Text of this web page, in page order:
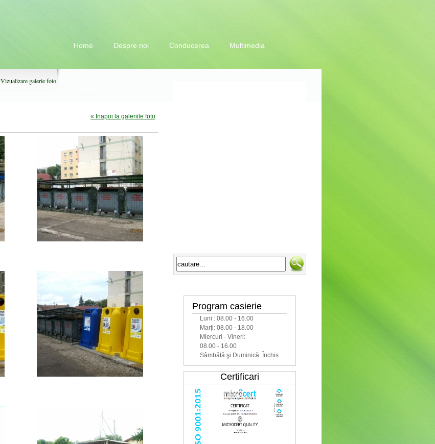
Home Despre noi Conducerea Multimedia
Vizualizare galerie foto
« Inapoi la galeriile foto
Program casierie
Luni : 08.00 - 16.00
Marți: 08.00 - 18.00
Miercuri - Vineri:
08.00 - 16.00
Sâmbătă şi Duminică: Închis
Certificari